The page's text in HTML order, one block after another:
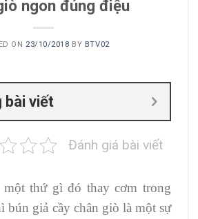
ngon đúng điệu
ON 23/10/2018 BY BTV02
bài viết
Đánh giá bài viết
một thứ gì đó thay cơm trong
bún giả cầy chân giò là một sự